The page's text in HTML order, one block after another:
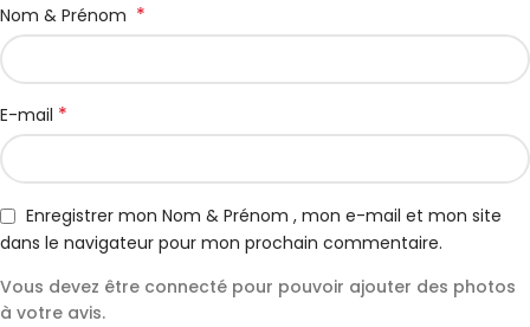
Nom & Prénom *
E-mail *
Enregistrer mon Nom & Prénom , mon e-mail et mon site
dans le navigateur pour mon prochain commentaire.
Vous devez être connecté pour pouvoir ajouter des photos
à votre avis.